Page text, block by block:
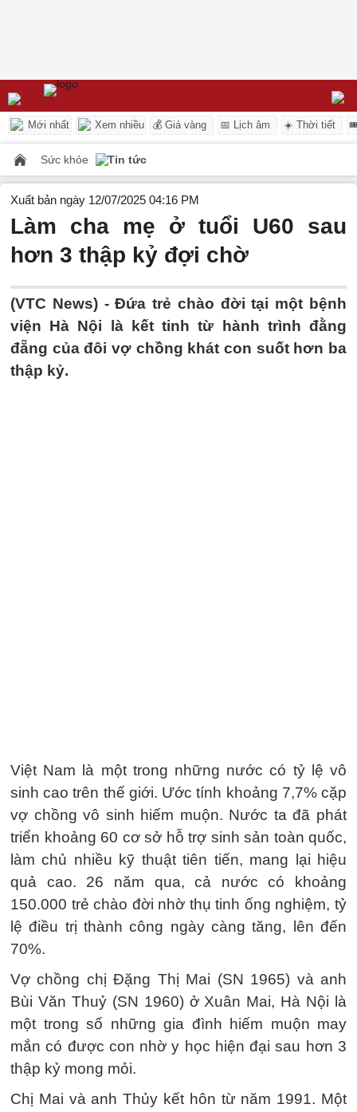
Mới nhất Xem nhiều 💰 Giá vàng 📅 Lịch âm ☀️ Thời tiết
Sức khỏe Tin tức
Xuất bản ngày 12/07/2025 04:16 PM
Làm cha mẹ ở tuổi U60 sau
hơn 3 thập kỷ đợi chờ
(VTC News) -Đứa trẻ chào đời tại một bệnh
viện Hà Nội là kết tinh từ hành trình đằng
đẵng của đôi vợ chồng khát con suốt hơn ba
thập kỷ.
Việt Nam là một trong những nước có tỷ lệ vô
sinh cao trên thế giới. Ước tính khoảng 7,7% cặp
vợ chồng vô sinh hiếm muộn. Nước ta đã phát
triển khoảng 60 cơ sở hỗ trợ sinh sản toàn quốc,
làm chủ nhiều kỹ thuật tiên tiến, mang lại hiệu
quả cao. 26 năm qua, cả nước có khoảng
150.000 trẻ chào đời nhờ thụ tinh ống nghiệm, tỷ
lệ điều trị thành công ngày càng tăng, lên đến
70%.
Vợ chồng chị Đặng Thị Mai (SN 1965) và anh
Bùi Văn Thuỷ (SN 1960) ở Xuân Mai, Hà Nội là
một trong số những gia đình hiếm muộn may
mắn có được con nhờ y học hiện đại sau hơn 3
thập kỷ mong mỏi.
Chị Mai và anh Thủy kết hôn từ năm 1991. Một